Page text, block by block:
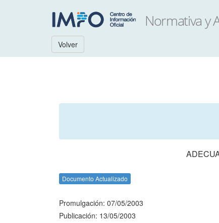
Volver
Documento Actualizado
Promulgación: 07/05/2003
Publicación: 13/05/2003